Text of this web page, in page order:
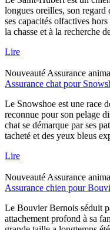
longues oreilles, son
ses capacités olfactives
la chasse et à la recherche
Lire
Nouveauté Assurance
Assurance chat pour
Le Snowshoe est une race
reconnue pour son pelage
chat se démarque par ses
tacheté et des yeux bleus
Lire
Nouveauté Assurance
Assurance chien pour
Le Bouvier Bernois séduit
attachement profond à sa